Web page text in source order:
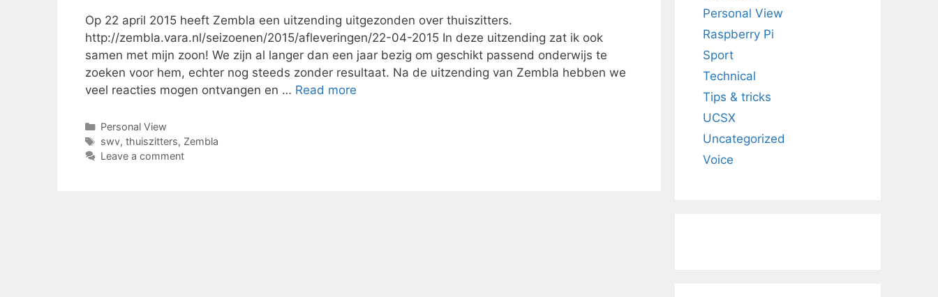
Op 22 april 2015 heeft Zembla een uitzending uitgezonden over thuiszitters.
http://zembla.vara.nl/seizoenen/2015/afleveringen/22-04-2015 In deze uitzending zat ik ook
samen met mijn zoon! We zijn al langer dan een jaar bezig om geschikt passend onderwijs te
zoeken voor hem, echter nog steeds zonder resultaat. Na de uitzending van Zembla hebben we
veel reacties mogen ontvangen en … Read more
Categories
Personal View
Tags
swv, thuiszitters, Zembla
Leave a comment
Personal View
Raspberry Pi
Sport
Technical
Tips & tricks
UCSX
Uncategorized
Voice